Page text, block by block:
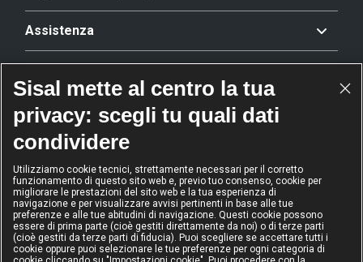
Assistenza
Riconoscimenti
2024
Operatore
dell'anno
2024
Operatore
Scommesse
sportive
2024
Operatore di
gioco sicuro
2024
Diversity &
Inclusion
Sisal mette al centro la tua
privacy: scegli tu quali dati
condividere
Utilizziamo cookie tecnici, strettamente necessari per il corretto
funzionamento di questo sito web e, previo tuo consenso, cookie per
migliorare le prestazioni del sito web e la tua esperienza di
navigazione e per visualizzare avvisi pertinenti in base alle tue
preferenze e alle tue abitudini di navigazione. Questi cookie possono
essere di prima parte (cioè gestiti direttamente da noi) o di terze parti
(cioè gestiti da terze parti di fiducia). Puoi scegliere se accettare tutti i
cookie oppure puoi selezionare le tue preferenze per ogni categoria di